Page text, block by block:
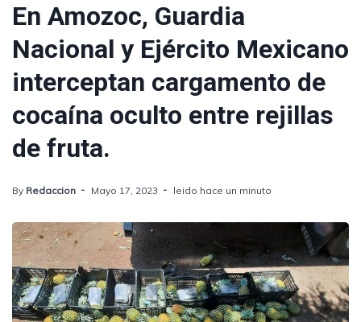
En Amozoc, Guardia
Nacional y Ejército Mexicano
interceptan cargamento de
cocaína oculto entre rejillas
de fruta.
By Redaccion Mayo 17, 2023 leido hace un minuto